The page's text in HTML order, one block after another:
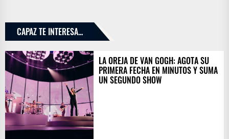
CAPAZ TE INTERESA...
LA OREJA DE VAN GOGH: AGOTA SU
PRIMERA FECHA EN MINUTOS Y SUMA
UN SEGUNDO SHOW